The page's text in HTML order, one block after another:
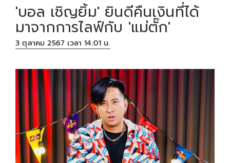
'บอล เชิญยิ้ม' ยินดีคืนเงินที่ได้
มาจากการไลฟ์กับ 'แม่ตั๊ก'
3 ตุลาคม 2567 เวลา 14:01 น.